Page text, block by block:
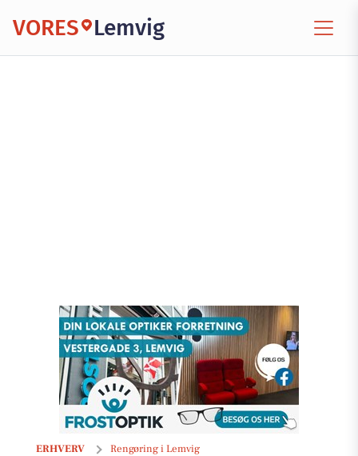
VORES Lemvig
ERHVERV Rengøring i Lemvig
Møller's Cleaning v/Iben Møller